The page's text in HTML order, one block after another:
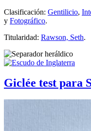
Clasificación: Gentilicio,
y Fotográfico.
Titularidad: Rawson, Seth.
Giclée test para